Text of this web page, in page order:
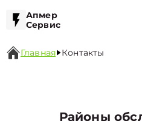
Апмер
Сервис
Главная Контакты
Районы